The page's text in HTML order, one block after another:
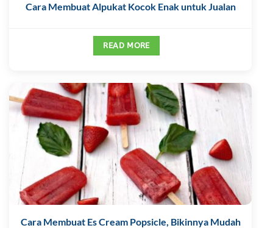
Cara Membuat Alpukat Kocok Enak untuk Jualan
READ MORE
Cara Membuat Es Cream Popsicle, Bikinnya Mudah